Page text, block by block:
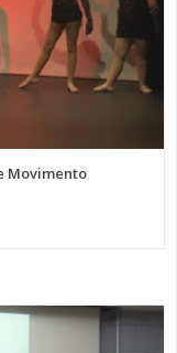
Movimento